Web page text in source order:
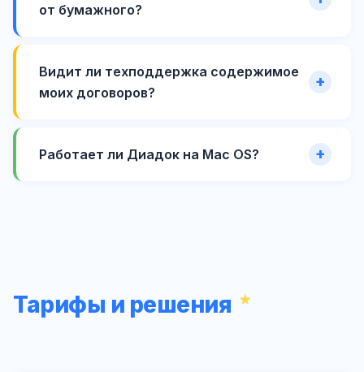
от бумажного?
Видит ли техподдержка содержимое
моих договоров?
Работает ли Диадок на Mac OS?
Тарифы и решения